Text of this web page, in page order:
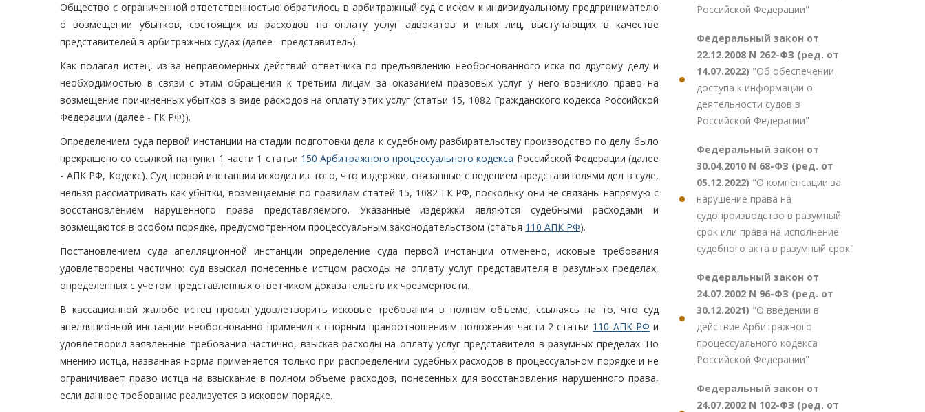
Общество с ограниченной ответственностью обратилось в арбитражный суд с иском к индивидуальному предпринимателю
о возмещении убытков, состоящих из расходов на оплату услуг адвокатов и иных лиц, выступающих в качестве
представителей в арбитражных судах (далее - представитель).
Как полагал истец, из-за неправомерных действий ответчика по предъявлению необоснованного иска по другому делу и
необходимостью в связи с этим обращения к третьим лицам за оказанием правовых услуг у него возникло право на
возмещение причиненных убытков в виде расходов на оплату этих услуг (статьи 15, 1082 Гражданского кодекса Российской
Федерации (далее - ГК РФ)).
Определением суда первой инстанции на стадии подготовки дела к судебному разбирательству производство по делу было
прекращено со ссылкой на пункт 1 части 1 статьи 150 Арбитражного процессуального кодекса Российской Федерации (далее
- АПК РФ, Кодекс). Суд первой инстанции исходил из того, что издержки, связанные с ведением представителями дел в суде,
нельзя рассматривать как убытки, возмещаемые по правилам статей 15, 1082 ГК РФ, поскольку они не связаны напрямую с
восстановлением нарушенного права представляемого. Указанные издержки являются судебными расходами и
возмещаются в особом порядке, предусмотренном процессуальным законодательством (статья 110 АПК РФ).
Постановлением суда апелляционной инстанции определение суда первой инстанции отменено, исковые требования
удовлетворены частично: суд взыскал понесенные истцом расходы на оплату услуг представителя в разумных пределах,
определенных с учетом представленных ответчиком доказательств их чрезмерности.
В кассационной жалобе истец просил удовлетворить исковые требования в полном объеме, ссылаясь на то, что суд
апелляционной инстанции необоснованно применил к спорным правоотношениям положения части 2 статьи 110 АПК РФ и
удовлетворил заявленные требования частично, взыскав расходы на оплату услуг представителя в разумных пределах. По
мнению истца, названная норма применяется только при распределении судебных расходов в процессуальном порядке и не
ограничивает право истца на взыскание в полном объеме расходов, понесенных для восстановления нарушенного права,
если данное требование реализуется в исковом порядке.
Российской Федерации"
Федеральный закон от
22.12.2008 N 262-ФЗ (ред. от
14.07.2022) "Об обеспечении
доступа к информации о
деятельности судов в
Российской Федерации"
Федеральный закон от
30.04.2010 N 68-ФЗ (ред. от
05.12.2022) "О компенсации за
нарушение права на
судопроизводство в разумный
срок или права на исполнение
судебного акта в разумный срок"
Федеральный закон от
24.07.2002 N 96-ФЗ (ред. от
30.12.2021) "О введении в
действие Арбитражного
процессуального кодекса
Российской Федерации"
Федеральный закон от
24.07.2002 N 102-ФЗ (ред. от